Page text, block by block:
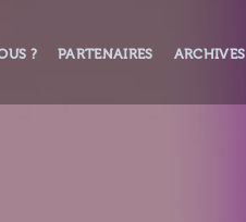
? PARTENAIRES ARCHIVES